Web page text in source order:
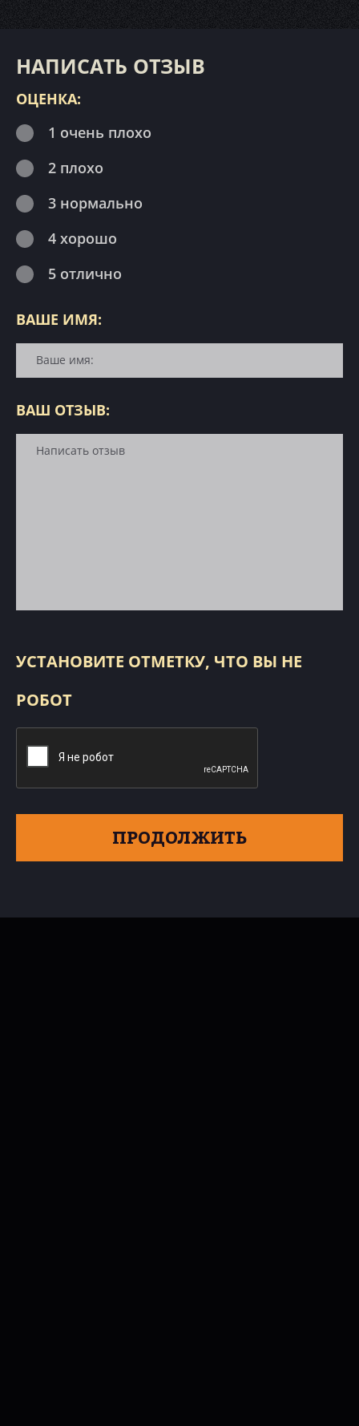
НАПИСАТЬ ОТЗЫВ
ОЦЕНКА:
1 очень плохо
2 плохо
3 нормально
4 хорошо
5 отлично
ВАШЕ ИМЯ:
ВАШ ОТЗЫВ:
УСТАНОВИТЕ ОТМЕТКУ, ЧТО ВЫ НЕ
РОБОТ
ПРОДОЛЖИТЬ